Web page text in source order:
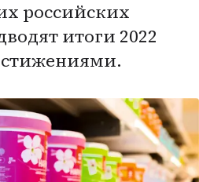
российских
итоги 2022